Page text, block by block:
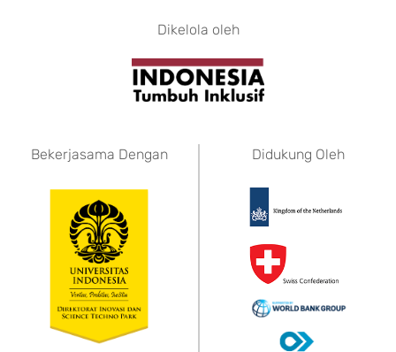
Dikelola oleh
Bekerjasama Dengan Didukung Oleh